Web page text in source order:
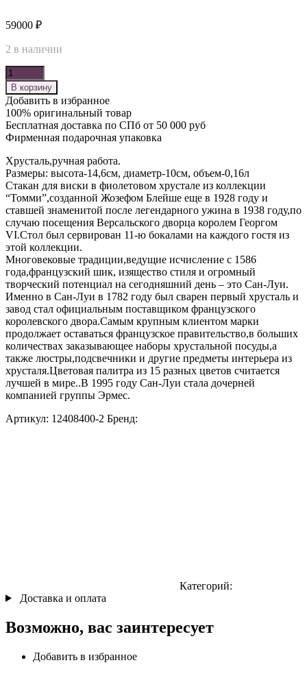
59000 ₽
2 в наличии
Количество
В корзину
Добавить в избранное
100% оригинальный товар
Бесплатная доставка по СПб от 50 000 руб
Фирменная подарочная упаковка
Хрусталь,ручная работа.
Размеры: высота-14,6см, диаметр-10см, объем-0,16л
Стакан для виски в фиолетовом хрустале из коллекции
“Томми”,созданной Жозефом Блейше еще в 1928 году и
ставшей знаменитой после легендарного ужина в 1938 году,по
случаю посещения Версальского дворца королем Георгом
VI.Стол был сервирован 11-ю бокалами на каждого гостя из
этой коллекции.
Многовековые традиции,ведущие исчисление с 1586
года,французский шик, изящество стиля и огромный
творческий потенциал на сегодняшний день – это Сан-Луи.
Именно в Сан-Луи в 1782 году был сварен первый хрусталь и
завод стал официальным поставщиком французского
королевского двора.Самым крупным клиентом марки
продолжает оставаться французское правительство,в больших
количествах заказывающее наборы хрустальной посуды,а
также люстры,подсвечники и другие предметы интерьера из
хрусталя.Цветовая палитра из 15 разных цветов считается
лучшей в мире..В 1995 году Сан-Луи стала дочерней
компанией группы Эрмес.
Артикул: 12408400-2 Бренд:
Категорий:
Доставка и оплата
Возможно, вас заинтересует
Добавить в избранное